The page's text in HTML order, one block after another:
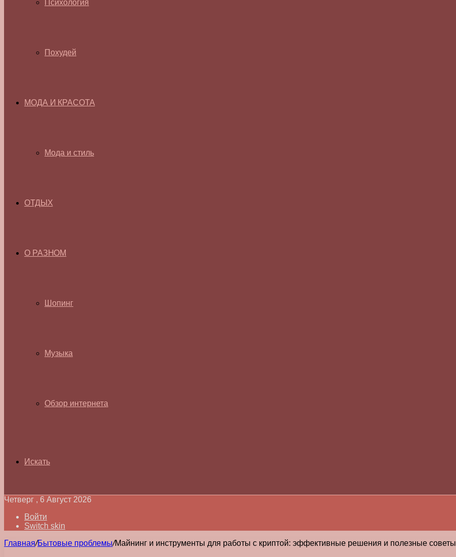
Психология
Похудей
МОДА И КРАСОТА
Мода и стиль
ОТДЫХ
О РАЗНОМ
Шопинг
Музыка
Обзор интернета
Искать
Четверг , 6 Август 2026
Войти
Switch skin
Главная/Бытовые проблемы/Майнинг и инструменты для работы с криптой: эффективные решения и полезные советы